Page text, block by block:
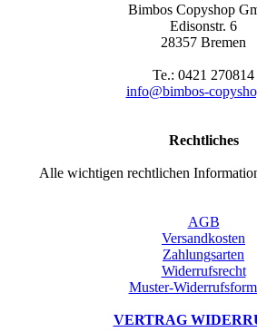
Bimbos Copyshop
Edisonstr. 6
28357 Bremen
Te.: 0421 270814
info@bimbos-
Rechtliches
Alle wichtigen rechtlichen
AGB
Versandkosten
Zahlungsarten
Widerrufsrecht
Muster-
VERTRAG